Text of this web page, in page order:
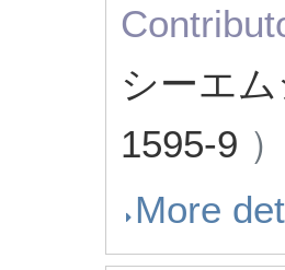
シーエ
1595-9
More